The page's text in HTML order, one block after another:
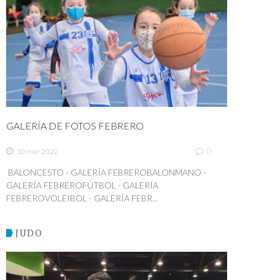
GALERÍA DE FOTOS FEBRERO
10 mar 2022 0
BALONCESTO - GALERÍA FEBREROBALONMANO -
GALERÍA FEBREROFÚTBOL - GALERÍA
FEBREROVOLEIBOL - GALERÍA FEBR...
JUDO